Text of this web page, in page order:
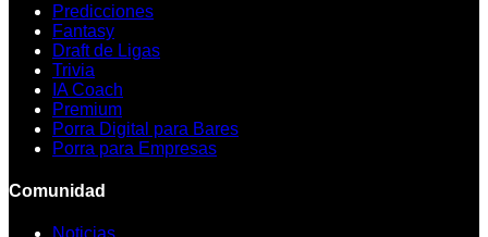
Predicciones
Fantasy
Draft de Ligas
Trivia
IA Coach
Premium
Porra Digital para Bares
Porra para Empresas
Comunidad